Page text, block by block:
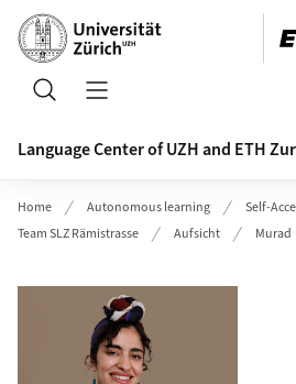
Header
Search
Language Center of UZH and ETH
Home Autonomous learning
Self-
Team SLZ Rämistrasse
Aufsicht Murad